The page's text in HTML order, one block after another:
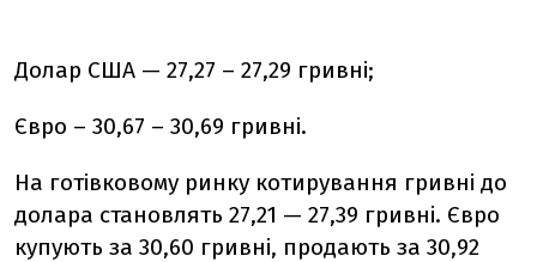
Долар США — 27,27 – 27,29 гривні;
Євро – 30,67 – 30,69 гривні.
На готівковому ринку котирування гривні до
долара становлять 27,21 — 27,39 гривні. Євро
купують за 30,60 гривні, продають за 30,92